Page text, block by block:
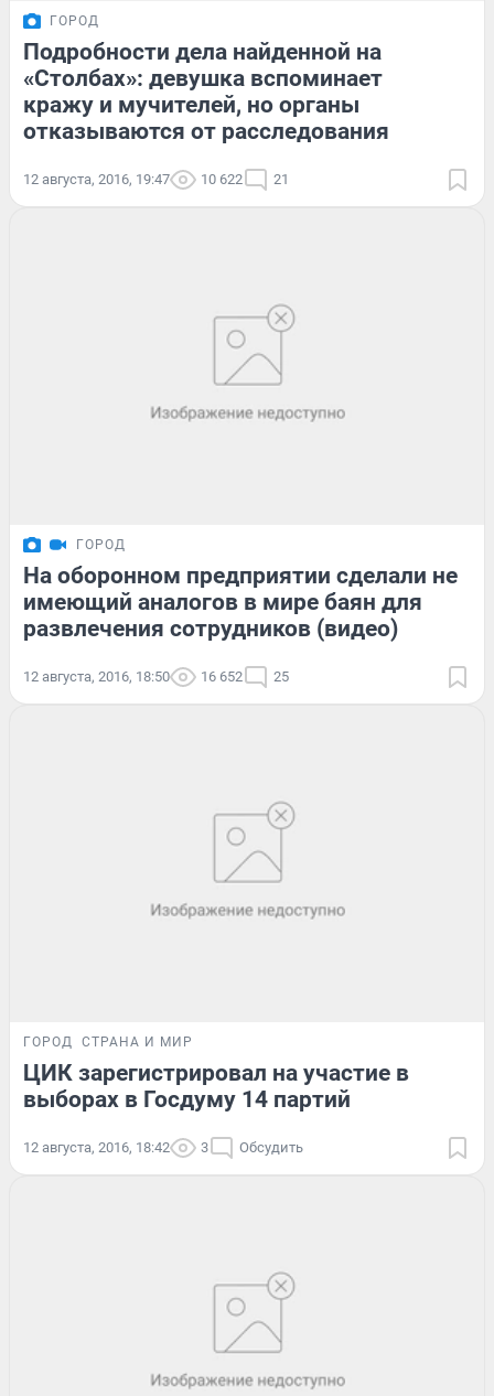
ГОРОД
Подробности дела найденной на
«Столбах»: девушка вспоминает
кражу и мучителей, но органы
отказываются от расследования
12 августа, 2016, 19:47 10 622 21
ГОРОД
На оборонном предприятии сделали не
имеющий аналогов в мире баян для
развлечения сотрудников (видео)
12 августа, 2016, 18:50 16 652 25
ГОРОД СТРАНА И МИР
ЦИК зарегистрировал на участие в
выборах в Госдуму 14 партий
12 августа, 2016, 18:42 3 Обсудить